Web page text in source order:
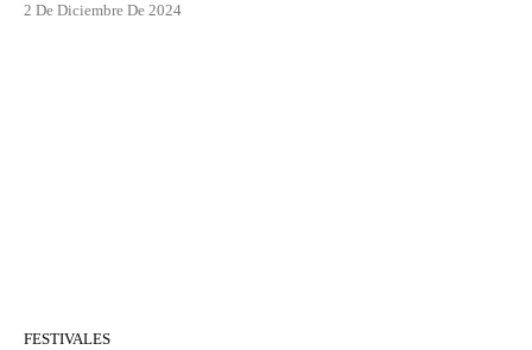
2 De Diciembre De 2024
FESTIVALES